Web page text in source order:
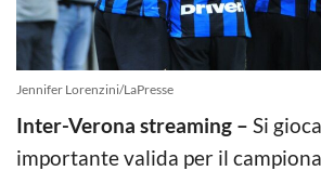
Jennifer Lorenzini/LaPresse
Inter-Verona streaming – Si
importante valida per il